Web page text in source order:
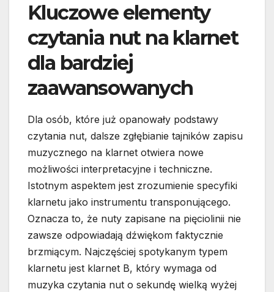
Kluczowe elementy
czytania nut na klarnet
dla bardziej
zaawansowanych
Dla osób, które już opanowały podstawy
czytania nut, dalsze zgłębianie tajników zapisu
muzycznego na klarnet otwiera nowe
możliwości interpretacyjne i techniczne.
Istotnym aspektem jest zrozumienie specyfiki
klarnetu jako instrumentu transponującego.
Oznacza to, że nuty zapisane na pięciolinii nie
zawsze odpowiadają dźwiękom faktycznie
brzmiącym. Najczęściej spotykanym typem
klarnetu jest klarnet B, który wymaga od
muzyka czytania nut o sekundę wielką wyżej